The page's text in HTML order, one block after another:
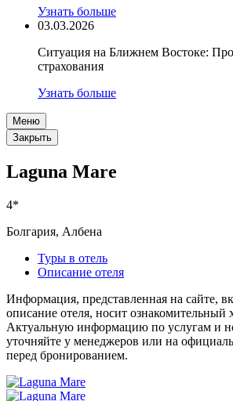
Узнать больше
03.03.2026
Ситуация на Ближнем Востоке:
страхования
Узнать больше
Меню
Закрыть
Laguna Mare
4*
Болгария, Албена
Туры в отель
Описание отеля
Информация, представленная на сайте,
описание отеля, носит ознакомительный
Актуальную информацию по услугам и
уточняйте у менеджеров или на
перед бронированием.